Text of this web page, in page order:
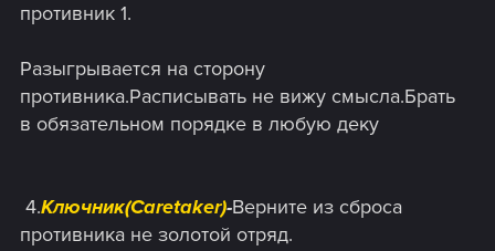
противник 1.
Разыгрывается на сторону
противника.Расписывать не вижу смысла.Брать
в обязательном порядке в любую деку
​ 4.Ключник(Caretaker)-Верните из сброса
противника не золотой отряд.